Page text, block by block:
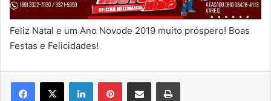
Feliz Natal e um Ano Novode 2019 muito próspero! Boas
Festas e Felicidades!